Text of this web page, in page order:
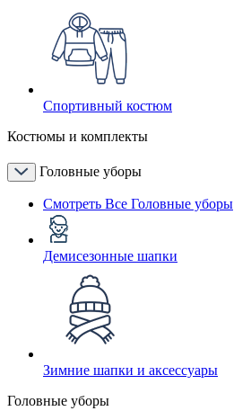
Спортивный костюм
Костюмы и комплекты
Головные уборы
Смотреть Все Головные уборы
Демисезонные шапки
Зимние шапки и аксессуары
Головные уборы